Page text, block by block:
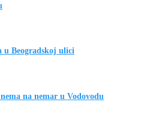
u Beogradskoj ulici
na nemar u Vodovodu